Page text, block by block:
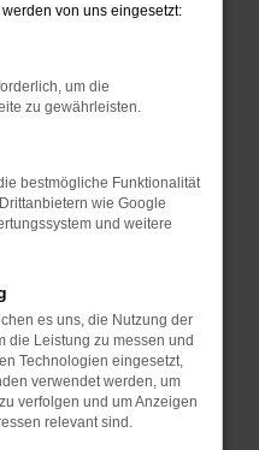
Werbeblocker,
Seiten
Seite in einem
vorübergehende
neuesten Stand
nicht nur ein
kann auch dazu
Funktionen nicht mehr
von uns eingesetzt:
um die
zu gewährleisten.
bestmögliche Funktionalität
wie Google
und weitere
es uns, die Nutzung der
die Leistung zu messen und
Technologien eingesetzt,
verwendet werden, um
verfolgen und um Anzeigen
relevant sind.